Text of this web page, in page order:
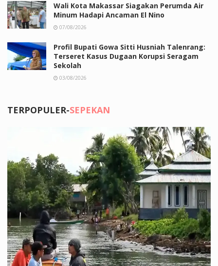
Wali Kota Makassar Siagakan Perumda Air
Minum Hadapi Ancaman El Nino
07/08/2026
Profil Bupati Gowa Sitti Husniah Talenrang:
Terseret Kasus Dugaan Korupsi Seragam
Sekolah
03/08/2026
TERPOPULER-SEPEKAN